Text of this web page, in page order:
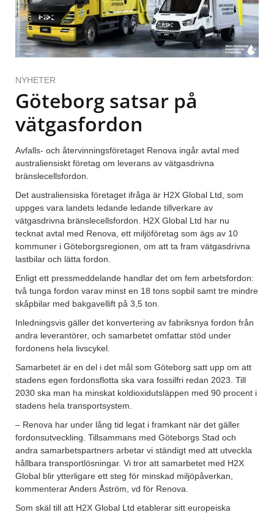
NYHETER
Göteborg satsar på
vätgasfordon
Avfalls- och återvinningsföretaget Renova ingår avtal med
australiensiskt företag om leverans av vätgasdrivna
bränslecellsfordon.
Det australiensiska företaget ifråga är H2X Global Ltd, som
uppges vara landets ledande ledande tillverkare av
vätgasdrivna bränslecellsfordon. H2X Global Ltd har nu
tecknat avtal med Renova, ett miljöföretag som ägs av 10
kommuner i Göteborgsregionen, om att ta fram vätgasdrivna
lastbilar och lätta fordon.
Enligt ett pressmeddelande handlar det om fem arbetsfordon:
två tunga fordon varav minst en 18 tons sopbil samt tre mindre
skåpbilar med bakgavellift på 3,5 ton.
Inledningsvis gäller det konvertering av fabriksnya fordon från
andra leverantörer, och samarbetet omfattar stöd under
fordonens hela livscykel.
Samarbetet är en del i det mål som Göteborg satt upp om att
stadens egen fordonsflotta ska vara fossilfri redan 2023. Till
2030 ska man ha minskat koldioxidutsläppen med 90 procent i
stadens hela transportsystem.
– Renova har under lång tid legat i framkant när det gäller
fordonsutveckling. Tillsammans med Göteborgs Stad och
andra samarbetspartners arbetar vi ständigt med att utveckla
hållbara transportlösningar. Vi tror att samarbetet med H2X
Global blir ytterligare ett steg för minskad miljöpåverkan,
kommenterar Anders Åström, vd för Renova.
Som skäl till att H2X Global Ltd etablerar sitt europeiska